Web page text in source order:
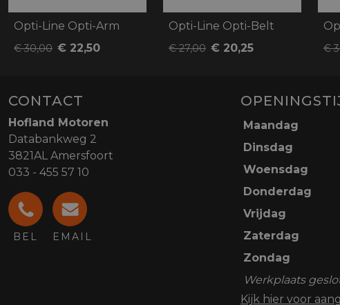
Opti-Line Opti-Arm
€ 30,00 € 22,50
Opti-Line Opti-Belt
€ 27,00 € 20,25 €
CONTACT
Hofland Motoren
Databankweg 2
3821AL Amersfoort
033 - 455 57 10
BEL EMAIL
Maandag
Dinsdag
Woensdag
Donderdag
Vrijdag
Zaterdag
Zondag
Werkplaats
Kijk hier voor